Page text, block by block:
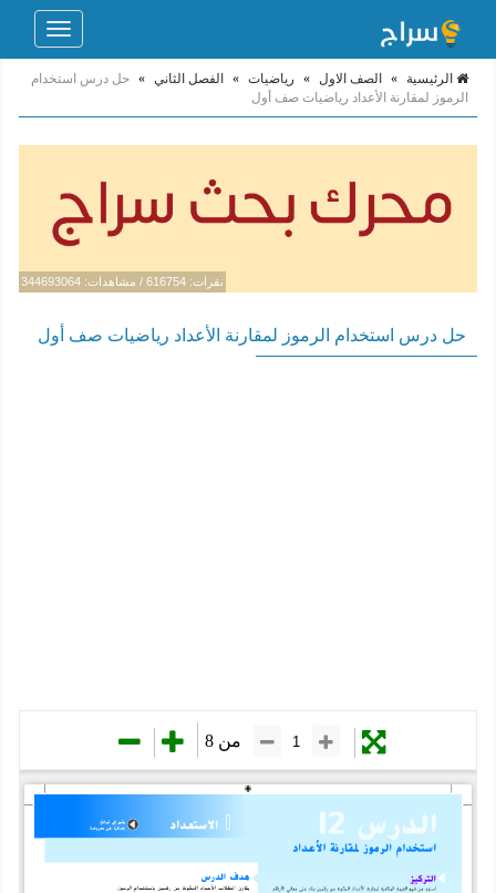
Toggle
الرئيسية » الصف الاول » رياضيات » الفصل الثاني » حل درس استخدام
الرموز لمقارنة الأعداد رياضيات صف أول
نقرات: 616754 / مشاهدات: 344693064
حل درس استخدام الرموز لمقارنة الأعداد رياضيات صف أول